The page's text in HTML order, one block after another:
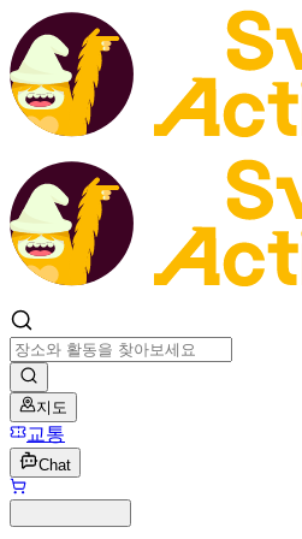
지도
교통
Chat